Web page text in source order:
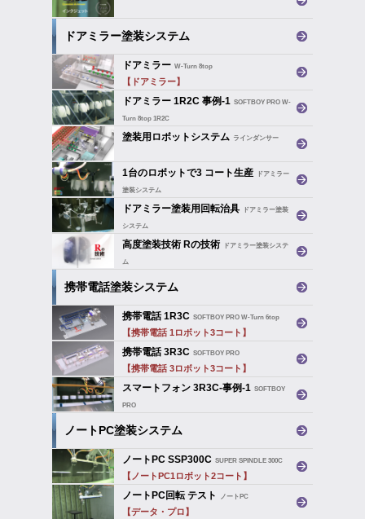
ドアミラー塗装システム
ドアミラー W-Turn 8top
【ドアミラー】
ドアミラー 1R2C 事例-1 SOFTBOY PRO W-
Turn 8top 1R2C
【ドアミラー1ロボット2コート】
塗装用ロボットシステム ラインダンサー
1台のロボットで3 コート生産
ドアミラー
塗装システム
ドアミラー塗装用回転治具
ドアミラー塗装
システム
高度塗装技術 Rの技術
ドアミラー塗装システ
ム
携帯電話塗装システム
携帯電話 1R3C SOFTBOY PRO W-Turn 6top
【携帯電話 1ロボット3コート】
携帯電話 3R3C SOFTBOY PRO
【携帯電話 3ロボット3コート】
スマートフォン 3R3C-事例-1 SOFTBOY
PRO
ノートPC塗装システム
ノートPC SSP300C SUPER SPINDLE 300C
【ノートPC1ロボット2コート】
ノートPC回転 テスト ノートPC
【データ・プロ】